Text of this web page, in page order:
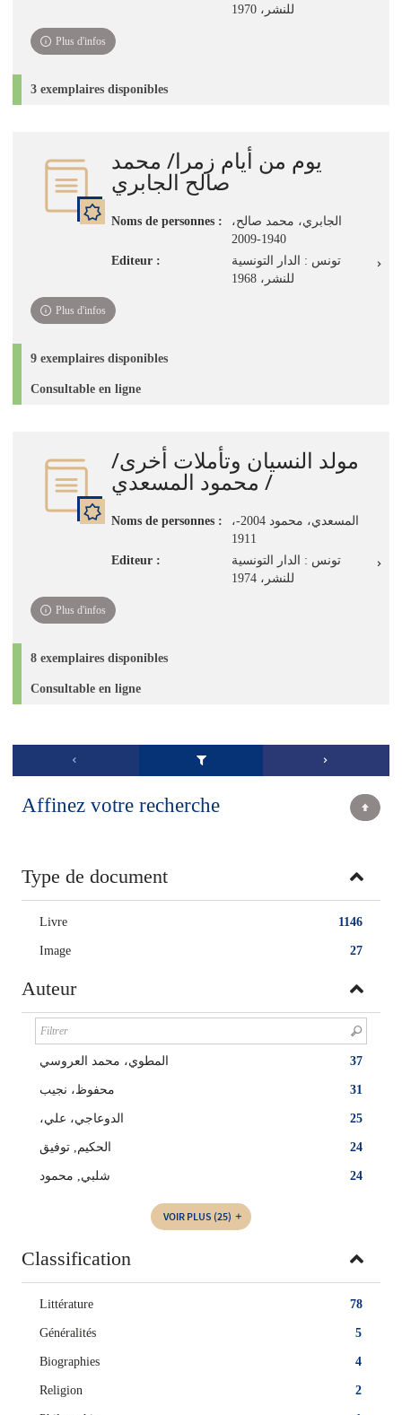
للنشر، 1970
Plus d'infos
3 exemplaires disponibles
يوم من أيام زمرا/ محمد
صالح الجابري
Noms de personnes :
،الجابري، محمد صالح
1940-2009
Editeur :
تونس : الدار التونسية
للنشر، 1968
Plus d'infos
9 exemplaires disponibles
Consultable en ligne
مولد النسيان وتأملات أخرى/
/ محمود المسعدي
Noms de personnes :
،المسعدي، محمود 2004-
1911
Editeur :
تونس : الدار التونسية
للنشر، 1974
Plus d'infos
8 exemplaires disponibles
Consultable en ligne
Affinez votre recherche
Type de document
1146
Livre
27
Image
Auteur
37 المطوي، محمد العروسي
31 محفوظ، نجيب
25 ،الدوعاجي، علي
24 الحكيم, توفيق
24 شلبي, محمود
VOIR PLUS (25)
Classification
78
Littérature
5
Généralités
4
Biographies
2
Religion